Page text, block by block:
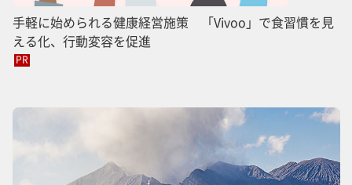
手軽に始められる健康経営施策 「Vivoo」で食習慣を見
える化、行動変容を促進
PR